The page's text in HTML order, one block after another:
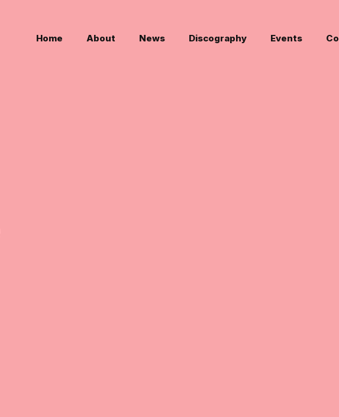
Home About News Discography Events